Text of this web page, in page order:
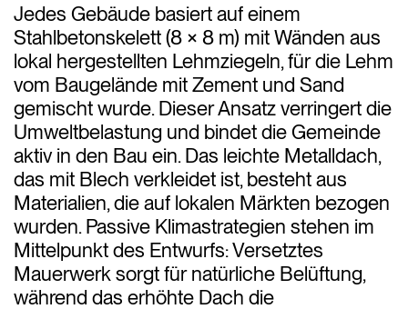
Jedes Gebäude basiert auf einem
Stahlbetonskelett (8 × 8 m) mit Wänden aus
lokal hergestellten Lehmziegeln, für die Lehm
vom Baugelände mit Zement und Sand
gemischt wurde. Dieser Ansatz verringert die
Umweltbelastung und bindet die Gemeinde
aktiv in den Bau ein. Das leichte Metalldach,
das mit Blech verkleidet ist, besteht aus
Materialien, die auf lokalen Märkten bezogen
wurden. Passive Klimastrategien stehen im
Mittelpunkt des Entwurfs: Versetztes
Mauerwerk sorgt für natürliche Belüftung,
während das erhöhte Dach die